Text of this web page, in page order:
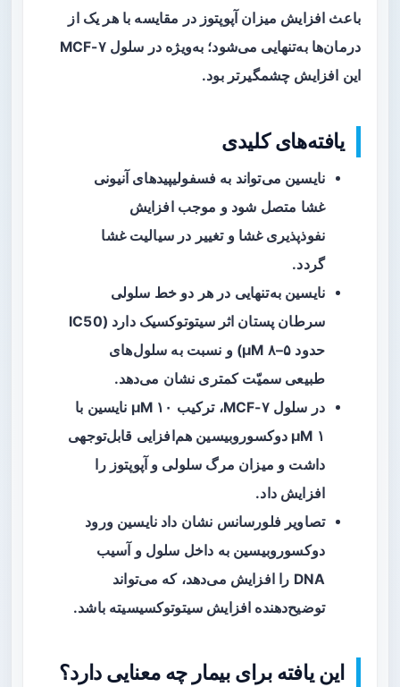
باعث افزایش میزان آپوپتوز در مقایسه با هر یک از
درمان‌ها به‌تنهایی می‌شود؛ به‌ویژه در سلول MCF-۷
این افزایش چشمگیرتر بود.
یافته‌های کلیدی
نایسین می‌تواند به فسفولیپیدهای آنیونی
غشا متصل شود و موجبافزایش
نفوذپذیری غشا و تغییر در سیالیت غشا
گردد.
نایسین به‌تنهایی در هر دو خط سلولی
سرطان پستان اثر سیتوتوکسیک
دارد (IC50
حدود ۵–۸ µM) و نسبت به سلول‌های
طبیعی سمیّت کمتری نشان می‌دهد.
در سلول MCF-۷، ترکیب ۱۰ µM نایسین با
۱ µM دوکسوروبیسین هم‌افزایی قابل‌توجهی
داشت و میزان مرگ سلولی و آپوپتوز را
افزایش داد.
تصاویر فلورسانس نشان داد نایسین ورود
دوکسوروبیسین به داخل سلول و آسیب
DNA را افزایش می‌دهد، که می‌تواند
توضیح‌دهنده افزایش سیتوتوکسیسیته باشد.
این یافته برای بیمار چه معنایی دارد؟